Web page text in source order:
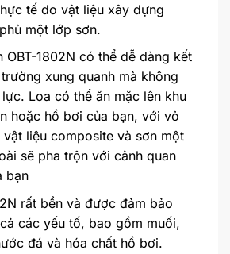
tế do vật liệu xây dựng
một lớp sơn.
OBT-1802N có thể dễ dàng kết
xung quanh mà không
Loa có thể ăn mặc lên khu
hoặc hồ bơi của bạn, với vỏ
vật liệu composite và sơn một
sẽ pha trộn với cảnh quan
bạn
rất bền và được đảm bảo
các yếu tố, bao gồm muối,
đá và hóa chất hồ bơi.